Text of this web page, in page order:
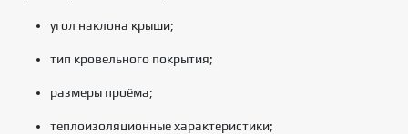
угол наклона крыши;
тип кровельного покрытия;
размеры проёма;
теплоизоляционные характеристики;